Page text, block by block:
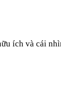
ích và cái